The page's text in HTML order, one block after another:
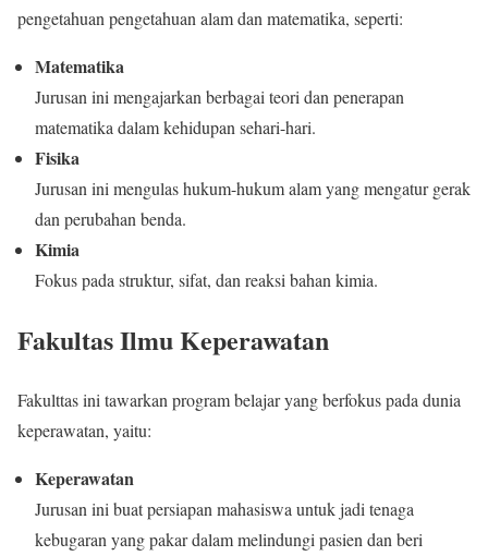
pengetahuan pengetahuan alam dan matematika, seperti:
Matematika
Jurusan ini mengajarkan berbagai teori dan penerapan
matematika dalam kehidupan sehari-hari.
Fisika
Jurusan ini mengulas hukum-hukum alam yang mengatur gerak
dan perubahan benda.
Kimia
Fokus pada struktur, sifat, dan reaksi bahan kimia.
Fakultas Ilmu Keperawatan
Fakulttas ini tawarkan program belajar yang berfokus pada dunia
keperawatan, yaitu:
Keperawatan
Jurusan ini buat persiapan mahasiswa untuk jadi tenaga
kebugaran yang pakar dalam melindungi pasien dan beri